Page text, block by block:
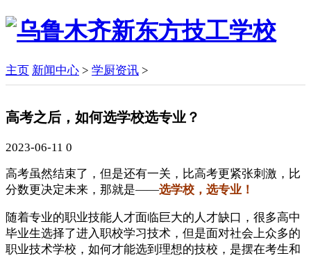
主页 新闻中心 > 学厨资讯 >
高考之后，如何选学校选专业？
2023-06-11 0
高考虽然结束了，但是还有一关，比高考更紧张刺激，比
分数更决定未来，那就是——选学校，选专业！
随着专业的职业技能人才面临巨大的人才缺口，很多高中
毕业生选择了进入职校学习技术，但是面对社会上众多的
职业技术学校，如何才能选到理想的技校，是摆在考生和